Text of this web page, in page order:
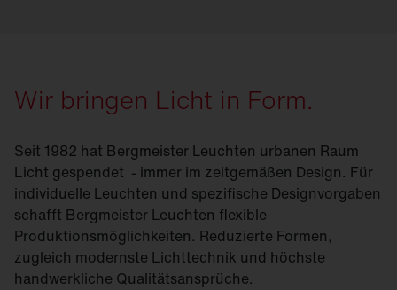
Wir bringen Licht in Form.
Seit 1982 hat Bergmeister Leuchten urbanen Raum
Licht gespendet - immer im zeitgemäßen Design. Für
individuelle Leuchten und spezifische Designvorgaben
schafft Bergmeister Leuchten flexible
Produktionsmöglichkeiten. Reduzierte Formen,
zugleich modernste Lichttechnik und höchste
handwerkliche Qualitätsansprüche.